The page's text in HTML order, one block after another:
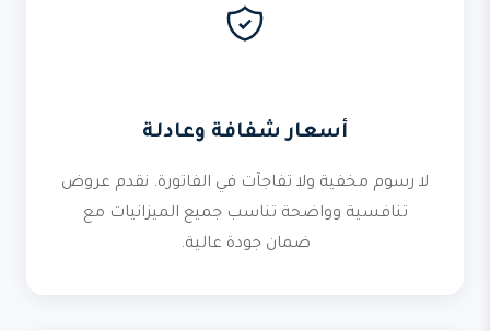
أسعار شفافة وعادلة
لا رسوم مخفية ولا تفاجآت في الفاتورة. نقدم عروض
تنافسية وواضحة تناسب جميع الميزانيات مع
ضمان جودة عالية.